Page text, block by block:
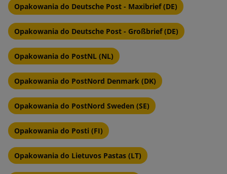
Opakowania do Deutsche Post - Maxibrief (DE)
Opakowania do Deutsche Post - Großbrief (DE)
Opakowania do PostNL (NL)
Opakowania do PostNord Denmark (DK)
Opakowania do PostNord Sweden (SE)
Opakowania do Posti (FI)
Opakowania do Lietuvos Pastas (LT)